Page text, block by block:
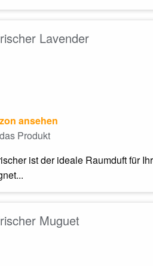
Lavender
ansehen
Produkt
ist der ideale Raumduft für
Muguet